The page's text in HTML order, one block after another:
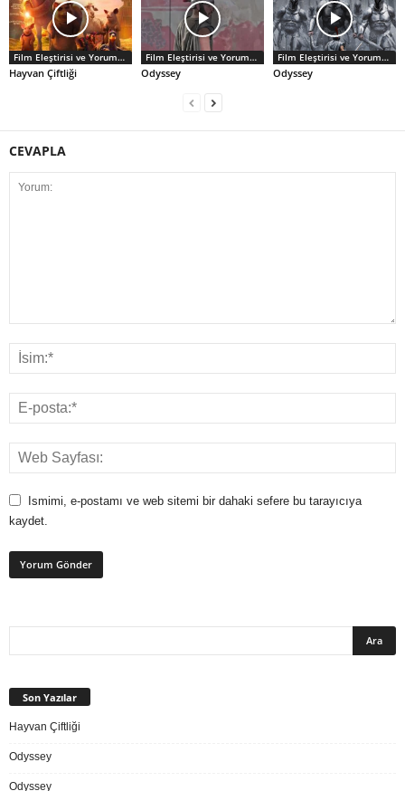
Film Eleştirisi ve Yorumlar
Hayvan Çiftliği
Film Eleştirisi ve Yorumlar
Odyssey
Film Eleştirisi ve Yorumlar
Odyssey
CEVAPLA
Ismimi, e-postamı ve web sitemi bir dahaki sefere bu tarayıcıya
kaydet.
Son Yazılar
Hayvan Çiftliği
Odyssey
Odyssey